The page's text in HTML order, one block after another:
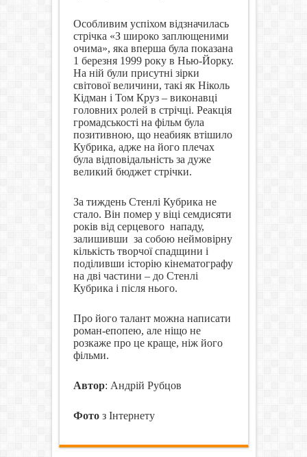
Особливим успіхом відзначилась
стрічка «З широко заплющеними
очима», яка вперша була показана
1 березня 1999 року в Нью-Йорку.
На ній були присутні зірки
світової величини, такі як Ніколь
Кідман і Том Круз – виконавці
головних ролей в стрічці. Реакція
громадськості на фільм була
позитивною, що неабияк втішило
Кубрика, адже на його плечах
була відповідальність за дуже
великий бюджет стрічки.
За тиждень Стенлі Кубрика не
стало. Він помер у віці семдисяти
років від серцевого нападу,
залишивши за собою неймовірну
кількість творчої спадщини і
поділивши історію кінематографу
на дві частини – до Стенлі
Кубрика і після нього.
Про його талант можна написати
роман-епопею, але ніщо не
розкаже про це краще, ніж його
фільми.
Автор: Андрій Рубцов
Фотоз Інтернету